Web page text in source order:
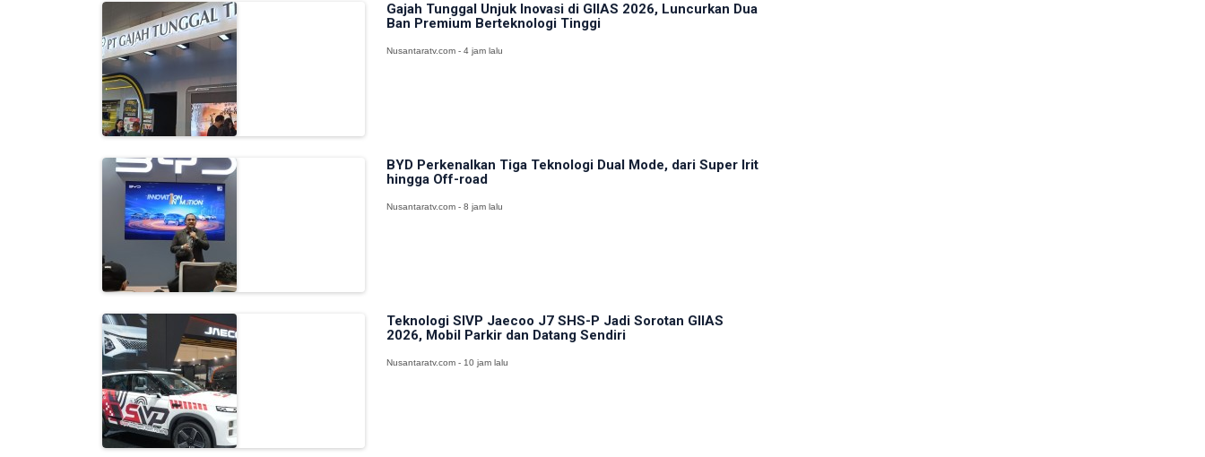
Gajah Tunggal Unjuk Inovasi di GIIAS 2026, Luncurkan Dua
Ban Premium Berteknologi Tinggi
Nusantaratv.com - 4 jam lalu
BYD Perkenalkan Tiga Teknologi Dual Mode, dari Super Irit
hingga Off-road
Nusantaratv.com - 8 jam lalu
Teknologi SIVP Jaecoo J7 SHS-P Jadi Sorotan GIIAS
2026, Mobil Parkir dan Datang Sendiri
Nusantaratv.com - 10 jam lalu